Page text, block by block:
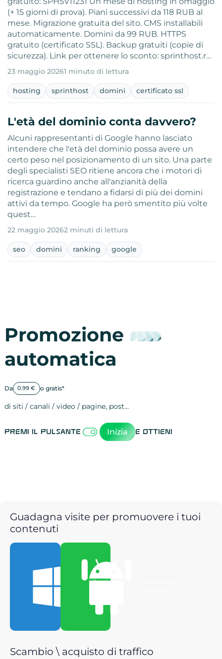
(+ 15 giorni di prova). Piani successivi da 118 RUB al
mese. Migrazione gratuita del sito. CMS installabili
automaticamente. Domini da 99 RUB. HTTPS
gratuito (certificato SSL). Backup gratuiti (copie di
sicurezza). Link per ottenere lo sconto: sprinthost.r…
23 maggio 20261 minuto di lettura
hosting sprinthost domini certificato ssl
L'età del dominio conta davvero?
Alcuni rappresentanti di Google hanno lasciato
intendere che l'età del dominio possa avere un
certo peso nel posizionamento di un sito. Una parte
degli specialisti SEO ritiene ancora che i motori di
ricerca guardino anche all'anzianità della
registrazione e tendano a fidarsi di più dei domini
attivi da tempo. Google ha però smentito più volte
quest…
22 maggio 20262 minuti di lettura
seo domini ranking google
Promozione
automatica
Da 0.99 € o gratis*
di siti / canali / video / pagine, post…
Premi il pulsante Inizia e ottieni
Guadagna visite per promuovere i tuoi
contenuti
Scarica per
Scambio \ acquisto di traffico